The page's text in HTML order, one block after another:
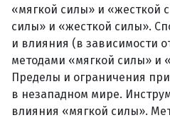
«мягкой силы» и «жесткой
силы» и «жесткой силы».
и влияния (в зависимости
методами «мягкой силы» и
Пределы и ограничения
в незападном мире.
влияния «мягкой силы».